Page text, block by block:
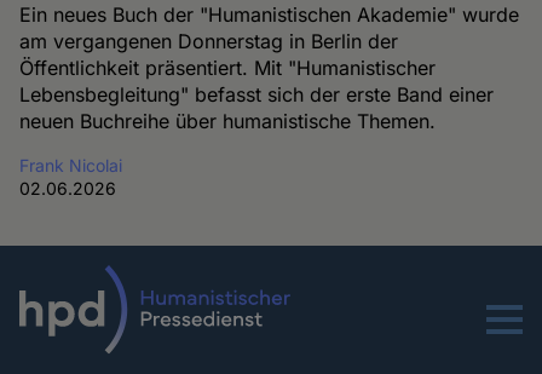
Ein neues Buch der "Humanistischen Akademie" wurde
am vergangenen Donnerstag in Berlin der
Öffentlichkeit präsentiert. Mit "Humanistischer
Lebensbegleitung" befasst sich der erste Band einer
neuen Buchreihe über humanistische Themen.
Frank Nicolai
02.06.2026
Menu